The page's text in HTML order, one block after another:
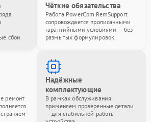
сбои.
Чёткие обязательства
Работа PowerCom RemSupport
сопровождается прописанными
гарантийными условиями — без
размытых формулировок.
ремонт
Надёжные
комплектующие
В рамках обслуживания
применяем проверенные детали
— для стабильной работы